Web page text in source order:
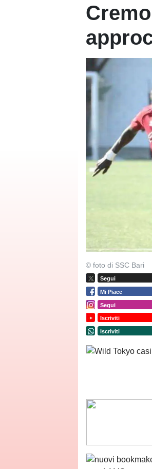
© foto di SSC Bari
Segui
Mi Piace
Segui
Iscriviti
Iscriviti